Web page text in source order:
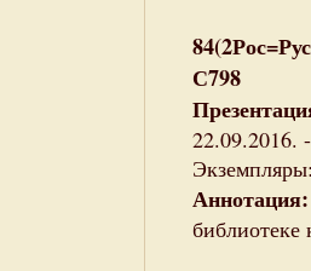
С798
22.09.2016.
Аннотация: